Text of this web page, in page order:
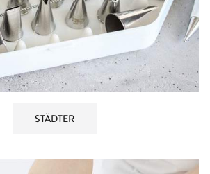
STÄDTER